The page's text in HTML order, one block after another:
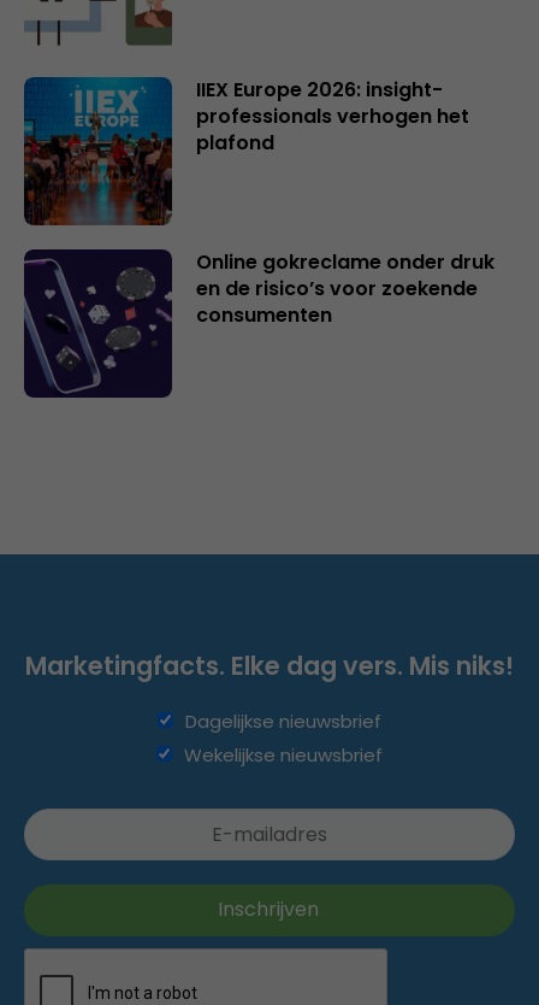
IIEX Europe 2026: insight-
professionals verhogen het
plafond
Online gokreclame onder druk
en de risico’s voor zoekende
consumenten
Marketingfacts. Elke dag vers. Mis niks!
Dagelijkse nieuwsbrief
Wekelijkse nieuwsbrief